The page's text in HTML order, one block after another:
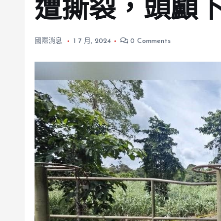
遭撕裂，頭顱
國際消息 1 7 月, 2024 0 Comments